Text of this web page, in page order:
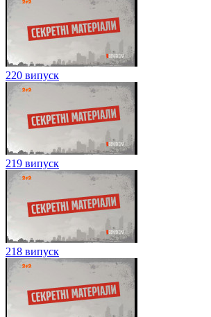
220 випуск
219 випуск
218 випуск